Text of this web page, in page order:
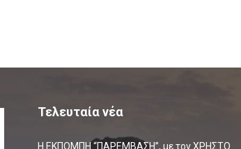
Τελευταία νέα
Η ΕΚΠΟΜΠΗ “ΠΑΡΕΜΒΑΣΗ”, με τον ΧΡΗΣΤΟ